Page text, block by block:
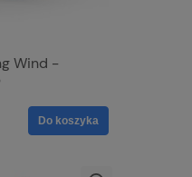
Wind -
Do koszyka